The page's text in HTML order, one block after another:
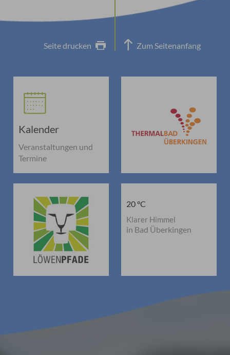
Seite drucken Zum Seitenanfang
Kalender
Veranstaltungen und
Termine
20 °C
Klarer Himmel
in Bad Überkingen